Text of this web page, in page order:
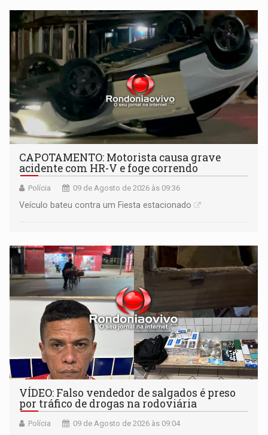
CAPOTAMENTO: Motorista causa grave
acidente com HR-V e foge correndo
Polícia 09 de Agosto de 2026 às 09:36
Veículo bateu contra um Fiesta estacionado
VÍDEO: Falso vendedor de salgados é preso
por tráfico de drogas na rodoviária
Polícia 09 de Agosto de 2026 às 09:04